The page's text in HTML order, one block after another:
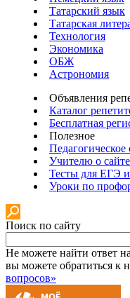
Татарский язык
Татарская
Технология
Экономика
ОБЖ
Астрономия
Объявления
Каталог
Бесплатная
Полезное
Педагогическое
Учителю о сайте
Тесты для ЕГЭ
Уроки по
Поиск по сайту
Не можете найти ответ
вы можете обратиться к
вопросов»